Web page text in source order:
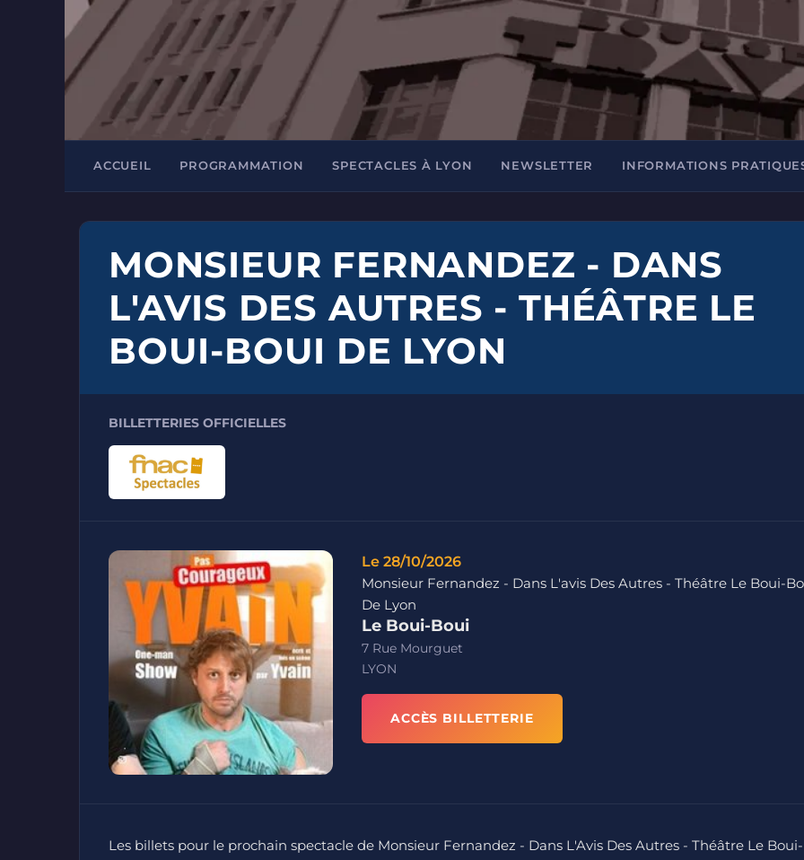
ACCUEIL PROGRAMMATION SPECTACLES À LYON NEWSLETTER INFORMATIONS
MONSIEUR FERNANDEZ - DANS
L'AVIS DES AUTRES - THÉÂTRE LE
BOUI-BOUI DE LYON
BILLETTERIES OFFICIELLES
Le 28/10/2026
Monsieur Fernandez - Dans L'avis Des Autres - Théâtre Le Boui-
De Lyon
Le Boui-Boui
7 Rue Mourguet
LYON
ACCÈS BILLETTERIE
Les billets pour le prochain spectacle de Monsieur Fernandez - Dans L'Avis Des Autres - Théâtre Le Boui-